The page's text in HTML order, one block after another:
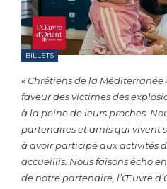
BILLETS
« Chrétiens de la Méditerranée
faveur des victimes des
à la peine de leurs proches.
partenaires et amis qui vivent
à avoir participé aux activités
accueillis. Nous faisons écho
de notre partenaire, l’Œuvre